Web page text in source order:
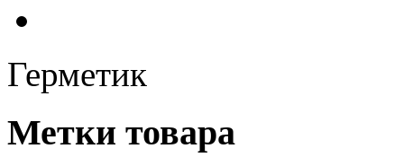
Герметик
Метки товара